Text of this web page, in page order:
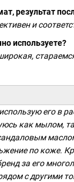
результат
и
используете?
его в
как мылом,
по коже.
за его
с другими